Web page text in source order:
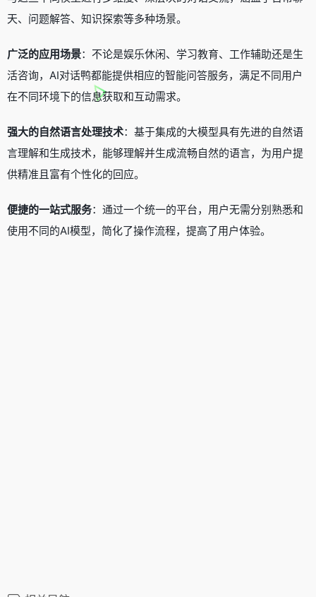
天、问题解答、知识探索等多种场景。
广泛的应用场景：不论是娱乐休闲、学习教育、工作辅助还是生
活咨询，AI对话鸭都能提供相应的智能问答服务，满足不同用户
在不同环境下的信息获取和互动需求。
强大的自然语言处理技术：基于集成的大模型具有先进的自然语
言理解和生成技术，能够理解并生成流畅自然的语言，为用户提
供精准且富有个性化的回应。
便捷的一站式服务：通过一个统一的平台，用户无需分别熟悉和
使用不同的AI模型，简化了操作流程，提高了用户体验。